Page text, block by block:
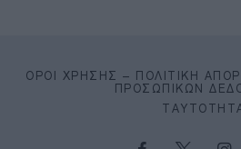
ΌΡΟΙ ΧΡΉΣΗΣ – ΠΟΛΙΤΙΚΉ
ΠΡΟΣΩΠΙΚΏΝ